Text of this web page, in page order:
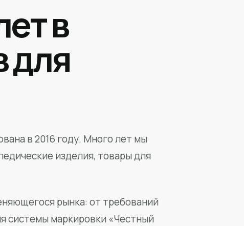
в
для
в 2016 году. Много лет мы
изделия, товары для
рынка: от требований
системы маркировки «Честный